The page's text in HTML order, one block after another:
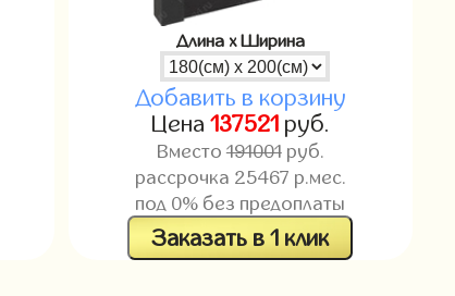
Длина x Ширина
Добавить в корзину
Цена 137521 руб.
Вместо 191001руб.
рассрочка 25467 р.мес.
под 0% без предоплаты
Заказать в 1 клик